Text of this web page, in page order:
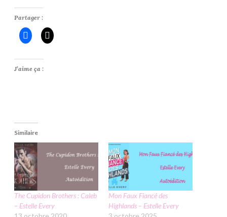
Partager :
J’aime ça :
Similaire
The Cupidon Brothers : Caleb
– Estelle Every
Mon Faux Fiancé des
Highlands – Estelle Every